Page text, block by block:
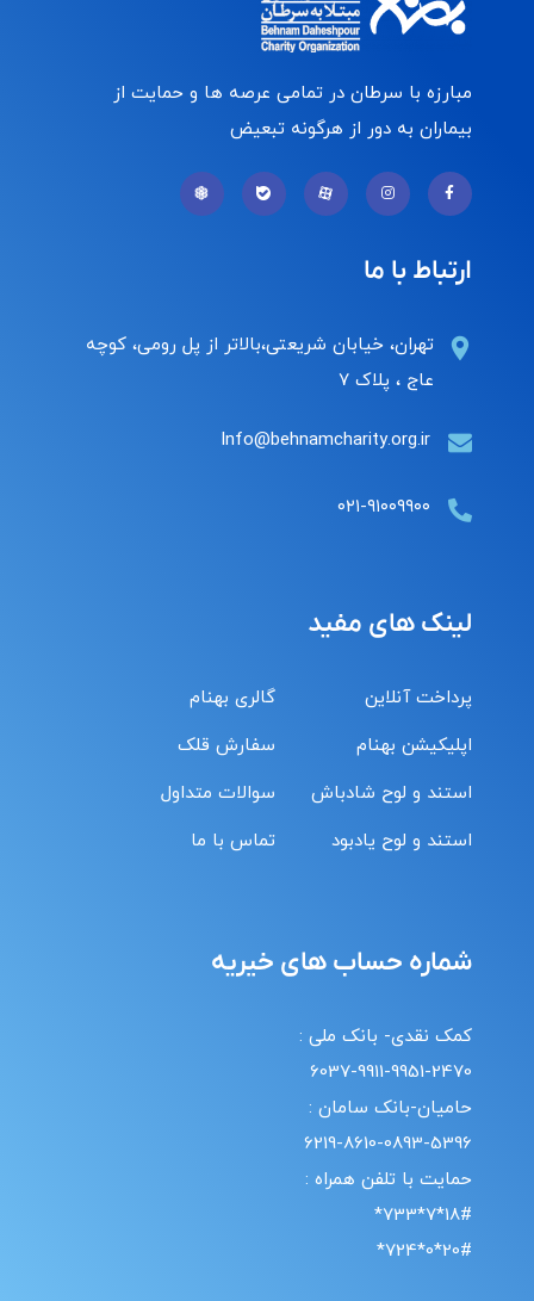
مبارزه با سرطان در تمامی عرصه ها و حمایت از
بیماران به دور از هرگونه تبعیض
ارتباط با ما
تهران، خیابان شریعتی،بالاتر از پل رومی، کوچه
عاج ، پلاک ۷
Info@behnamcharity.org.ir
۰۲۱-۹۱۰۰۹۹۰۰
لینک های مفید
پرداخت آنلاین
اپلیکیشن بهنام
استند و لوح شادباش
استند و لوح یادبود
گالری بهنام
سفارش قلک
سوالات متداول
تماس با ما
شماره حساب های خیریه
کمک نقدی- بانک ملی :
6037-9911-9951-2470
حامیان-بانک سامان :
6219-8610-0893-5396
حمایت با تلفن همراه :
18#*7*733*
20#*0*724*